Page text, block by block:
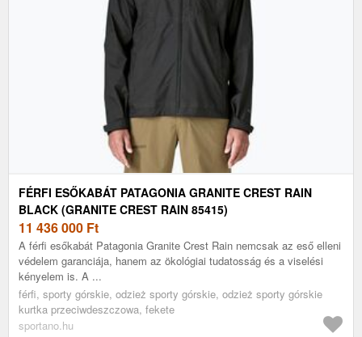
FÉRFI ESŐKABÁT PATAGONIA GRANITE CREST RAIN
BLACK (GRANITE CREST RAIN 85415)
11 436 000 Ft
A férfi esőkabát Patagonia Granite Crest Rain nemcsak az eső elleni
védelem garanciája, hanem az ökológiai tudatosság és a viselési
kényelem is. A ...
férfi, sporty górskie, odzież sporty górskie, odzież sporty górskie
kurtka przeciwdeszczowa, fekete
sportano.hu